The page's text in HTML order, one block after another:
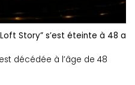
Story” s’est éteinte à 48 ans
décédée à l’âge de 48